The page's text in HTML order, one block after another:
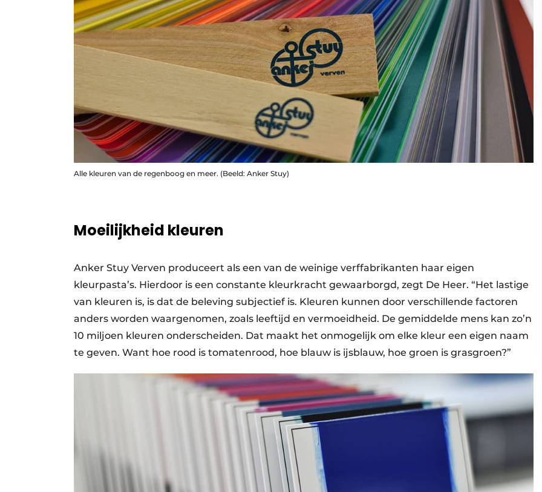
Alle kleuren van de regenboog en meer. (Beeld: Anker Stuy)
Moeilijkheid kleuren
Anker Stuy Verven produceert als een van de weinige verffabrikanten haar eigen
kleurpasta’s. Hierdoor is een constante kleurkracht gewaarborgd, zegt De Heer. “Het lastige
van kleuren is, is dat de beleving subjectief is. Kleuren kunnen door verschillende factoren
anders worden waargenomen, zoals leeftijd en vermoeidheid. De gemiddelde mens kan zo’n
10 miljoen kleuren onderscheiden. Dat maakt het onmogelijk om elke kleur een eigen naam
te geven. Want hoe rood is tomatenrood, hoe blauw is ijsblauw, hoe groen is grasgroen?”